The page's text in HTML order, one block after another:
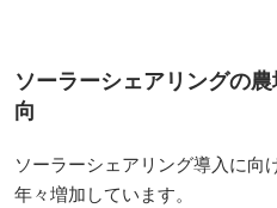
ソーラーシェアリングの
向
ソーラーシェアリング導入に向
年々増加しています。